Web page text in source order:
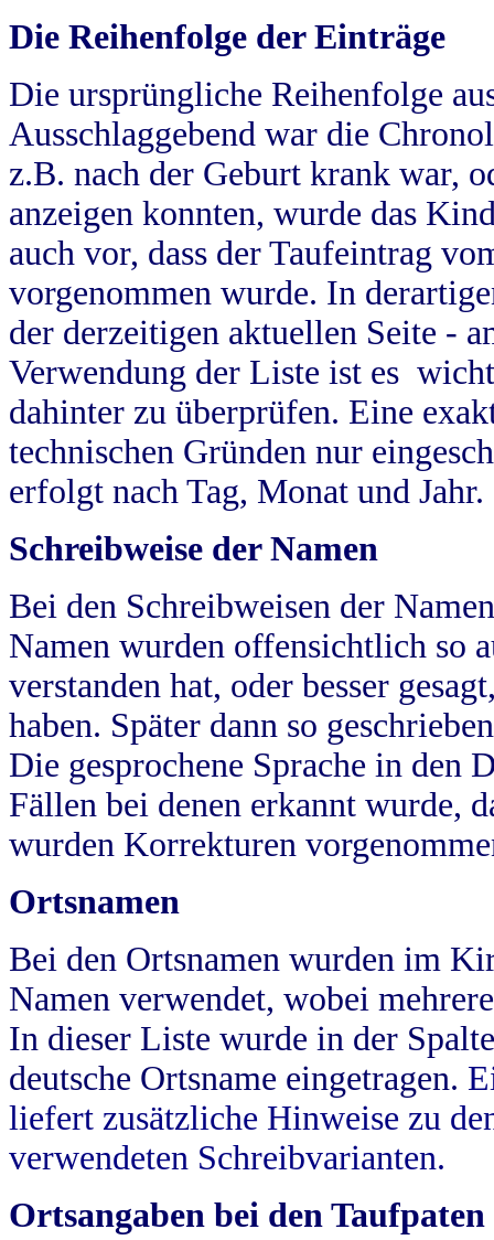
Die Reihenfolge der Einträge
Die ursprüngliche Reihenfolge
Ausschlaggebend war die
z.B. nach der Geburt krank war,
anzeigen konnten, wurde das
auch vor, dass der Taufeintrag
vorgenommen wurde. In
der derzeitigen aktuellen Seite -
Verwendung der Liste ist es
dahinter zu überprüfen. Eine
technischen Gründen nur
erfolgt nach Tag, Monat und Jahr.
Schreibweise der Namen
Bei den Schreibweisen der
Namen wurden offensichtlich so
verstanden hat, oder besser
haben. Später dann so
Die gesprochene Sprache in
Fällen bei denen erkannt wurde,
wurden Korrekturen
Ortsnamen
Bei den Ortsnamen wurden im
Namen verwendet, wobei
In dieser Liste wurde in der
deutsche Ortsname eingetragen.
liefert zusätzliche Hinweise zu
verwendeten Schreibvarianten.
Ortsangaben bei den Taufpaten